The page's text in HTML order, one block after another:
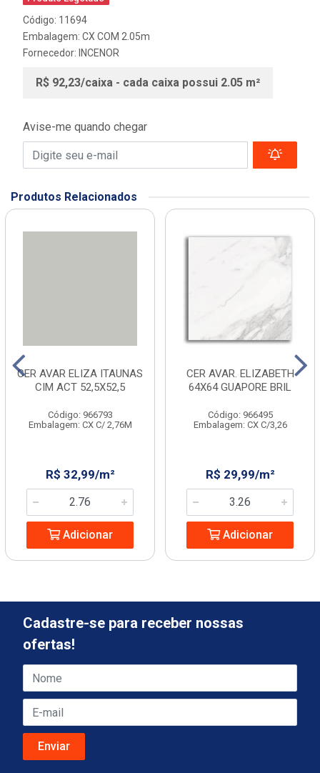
Código: 11694
Embalagem: CX COM 2.05m
Fornecedor: INCENOR
R$ 92,23/caixa - cada caixa possui 2.05 m²
Avise-me quando chegar
Produtos Relacionados
CER AVAR ELIZA ITAUNAS
CIM ACT 52,5X52,5
Código: 966793
Embalagem: CX C/ 2,76M
R$ 32,99/m²
Adicionar
CER AVAR. ELIZABETH
64X64 GUAPORE BRIL
Código: 966495
Embalagem: CX C/3,26
R$ 29,99/m²
Adicionar
Cadastre-se para receber nossas
ofertas!